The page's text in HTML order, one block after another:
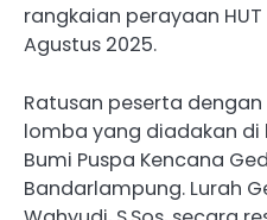
rangkaian perayaan HUT
Agustus 2025.
Ratusan peserta
lomba yang diadakan di
Bumi Puspa Kencana
Bandarlampung. Lurah